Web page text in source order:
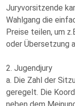
Juryvorsitzende
Wahlgang die
Preise teilen, um
oder Übersetzung
2. Jugendjury
a. Die Zahl der
geregelt. Die